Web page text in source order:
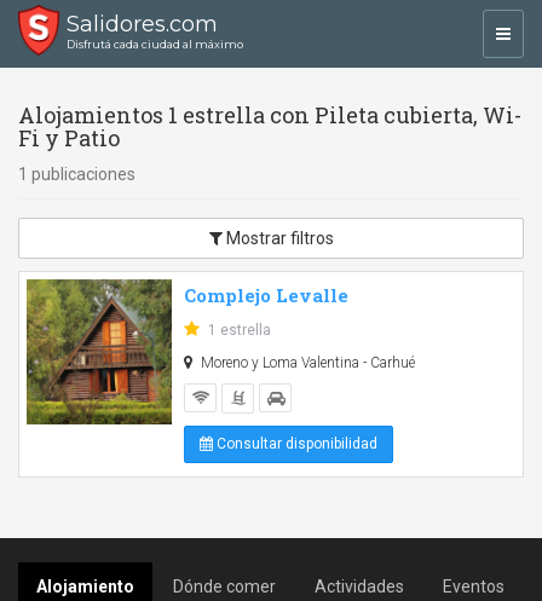
Salidores.com
Disfrutá cada ciudad al máximo
Alojamientos 1 estrella con Pileta cubierta, Wi-
Fi y Patio
1 publicaciones
Mostrar filtros
Complejo Levalle
1 estrella
Moreno y Loma Valentina - Carhué
Consultar disponibilidad
Alojamiento Dónde comer Actividades Eventos